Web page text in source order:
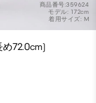
商品番号:359624
モデル: 172cm
着用サイズ: M
72.0cm)